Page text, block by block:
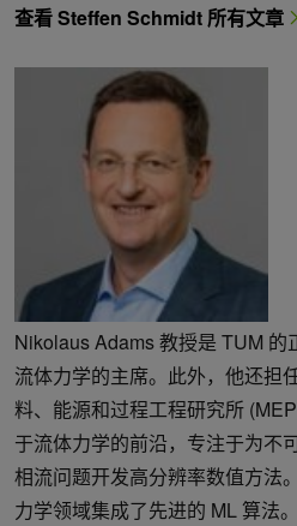
查看 Steffen Schmidt 所有文章
Nikolaus Adams 教授是 TUM
流体力学的主席。此外，他还担
料、能源和过程工程研究所
于流体力学的前沿，专注于为不
相流问题开发高分辨率数值方法
力学领域集成了先进的 ML 算法